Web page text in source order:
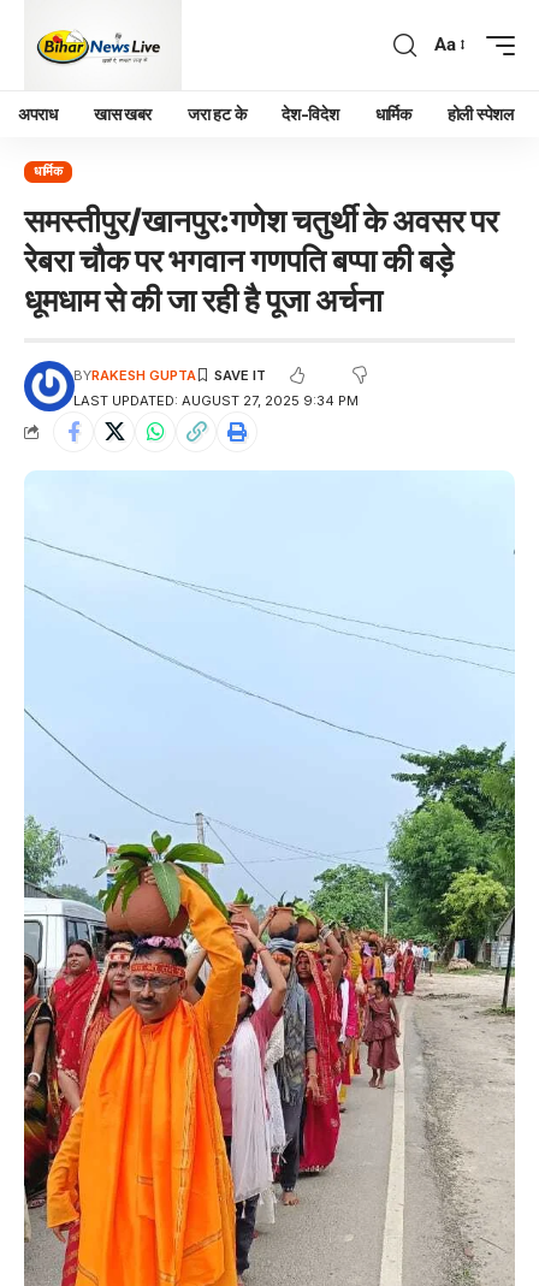
Aa
अपराध खास खबर जरा हट के देश-विदेश धार्मिक होली स्पेशल
धार्मिक
समस्तीपुर/खानपुर:गणेश चतुर्थी के अवसर पर
रेबरा चौक पर भगवान गणपति बप्पा की बड़े
धूमधाम से की जा रही है पूजा अर्चना
LAST UPDATED: AUGUST 27, 2025 9:34 PM
BYRAKESH GUPTA